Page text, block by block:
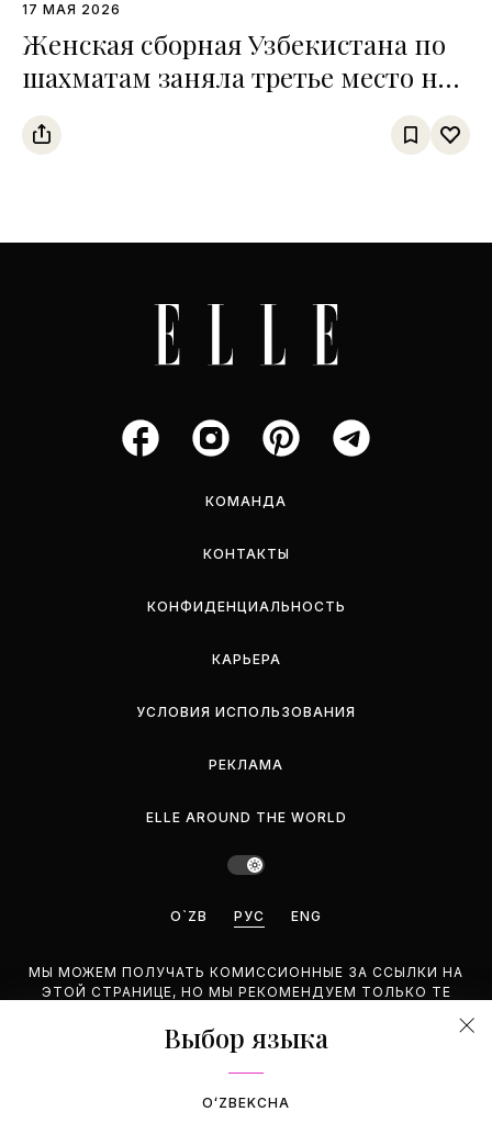
17 МАЯ 2026
Женская сборная Узбекистана по
шахматам заняла третье место на
чемпионате среди тюркских
государств
КОМАНДА
КОНТАКТЫ
КОНФИДЕНЦИАЛЬНОСТЬ
КАРЬЕРА
УСЛОВИЯ ИСПОЛЬЗОВАНИЯ
РЕКЛАМА
ELLE AROUND THE WORLD
O`ZB РУС ENG
МЫ МОЖЕМ ПОЛУЧАТЬ КОМИССИОННЫЕ ЗА ССЫЛКИ НА
ЭТОЙ СТРАНИЦЕ, НО МЫ РЕКОМЕНДУЕМ ТОЛЬКО ТЕ
©2026 GEMINA PUBLISHING LLC. BCE ПРАВА ЗАЩИЩЕНЫ.
Выбор языка
OʻZBEKCHA